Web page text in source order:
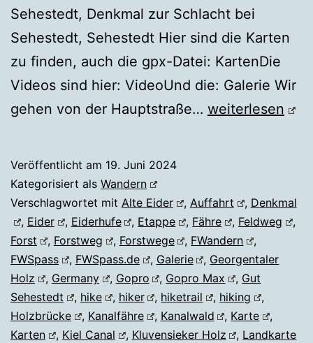
Sehestedt, Denkmal zur Schlacht bei
Sehestedt, Sehestedt Hier sind die Karten
zu finden, auch die gpx-Datei: KartenDie
Videos sind hier: VideoUnd die: Galerie Wir
gehen von der Hauptstraße… KLUVENSIEKER
weiterlesen
Veröffentlicht am 19. Juni 2024
Kategorisiert als Wandern
Verschlagwortet mit Alte Eider , Auffahrt , Denkmal
, Eider , Eiderhufe , Etappe , Fähre , Feldweg
,
Forst
, Forstweg , Forstwege , FWandern
,
FWSpass
, FWSpass.de , Galerie , Georgentaler
Holz
, Germany , Gopro , Gopro Max , Gut
Sehestedt
, hike , hiker , hiketrail , hiking
,
Holzbrücke
, Kanalfähre , Kanalwald , Karte
,
Karten
, Kiel Canal , Kluvensieker Holz , Landkarte